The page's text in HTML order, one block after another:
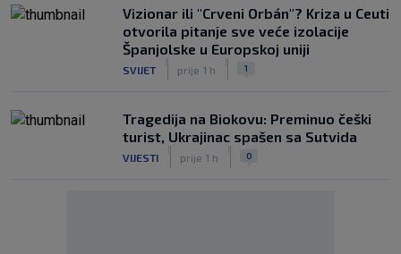
Vizionar ili "Crveni Orbán"? Kriza u Ceuti
otvorila pitanje sve veće izolacije
Španjolske u Europskoj uniji
SVIJET prije 1 h 1
Tragedija na Biokovu: Preminuo češki
turist, Ukrajinac spašen sa Sutvida
VIJESTI prije 1 h 0